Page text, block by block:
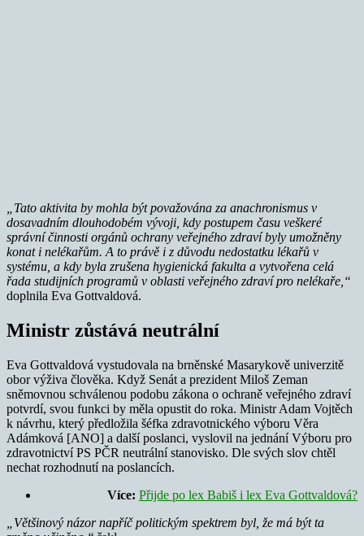
„Tato aktivita by mohla být považována za anachronismus v
dosavadním dlouhodobém vývoji, kdy postupem času veškeré
správní činnosti orgánů ochrany veřejného zdraví byly umožněny
konat i nelékařům. A to právě i z důvodu nedostatku lékařů v
systému, a kdy byla zrušena hygienická fakulta a vytvořena celá
řada studijních programů v oblasti veřejného zdraví pro nelékaře,“
doplnila Eva Gottvaldová.
Ministr zůstává neutrální
Eva Gottvaldová vystudovala na brněnské Masarykově univerzitě
obor výživa člověka. Když Senát a prezident Miloš Zeman
sněmovnou schválenou podobu zákona o ochraně veřejného zdraví
potvrdí, svou funkci by měla opustit do roka. Ministr Adam Vojtěch
k návrhu, který předložila šéfka zdravotnického výboru Věra
Adámková [ANO] a další poslanci, vyslovil na jednání Výboru pro
zdravotnictví PS PČR neutrální stanovisko. Dle svých slov chtěl
nechat rozhodnutí na poslancích.
Více: Přijde po lex Babiš i lex Eva Gottvaldová?
„Většinový názor napříč politickým spektrem byl, že má být ta